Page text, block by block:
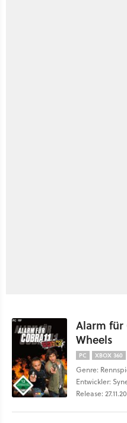
Alarm für
Wheels
PC XBOX 360
Genre:
Entwickler:
Release: